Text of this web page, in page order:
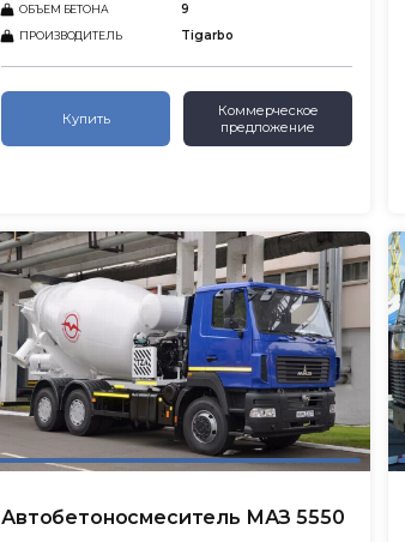
ОБЪЕМ БЕТОНА 9
ПРОИЗВОДИТЕЛЬ Tigarbo
Купить
Коммерческое
предложение
Автобетоносмеситель МАЗ 5550